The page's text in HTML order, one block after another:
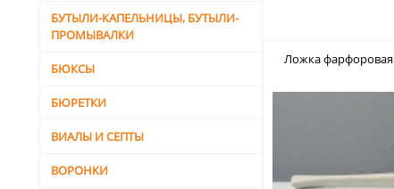
БУТЫЛИ-КАПЕЛЬНИЦЫ, БУТЫЛИ-
ПРОМЫВАЛКИ
БЮКСЫ
БЮРЕТКИ
ВИАЛЫ И СЕПТЫ
ВОРОНКИ
Ложка